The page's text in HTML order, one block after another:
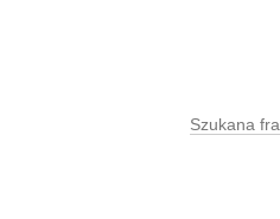
Wyszukaj